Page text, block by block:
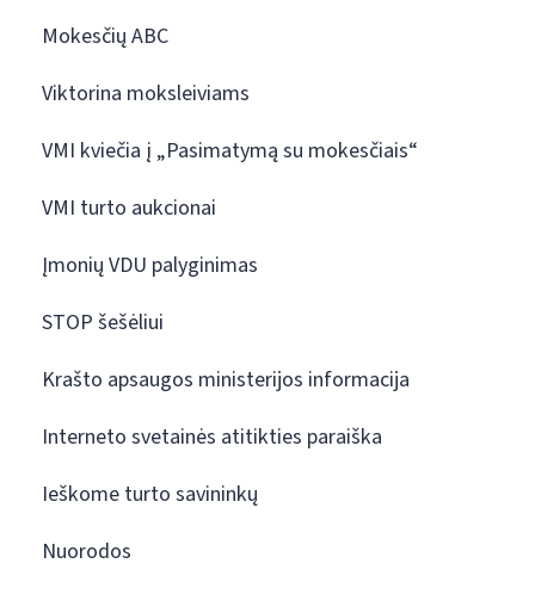
Mokesčių ABC
Viktorina moksleiviams
VMI kviečia į „Pasimatymą su mokesčiais“
VMI turto aukcionai
Įmonių VDU palyginimas
STOP šešėliui
Krašto apsaugos ministerijos informacija
Interneto svetainės atitikties paraiška
Ieškome turto savininkų
Nuorodos